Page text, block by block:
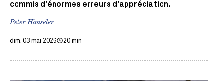
commis d'énormes erreurs d'appréciation.
Peter Hänseler
dim. 03 mai 2026 20 min